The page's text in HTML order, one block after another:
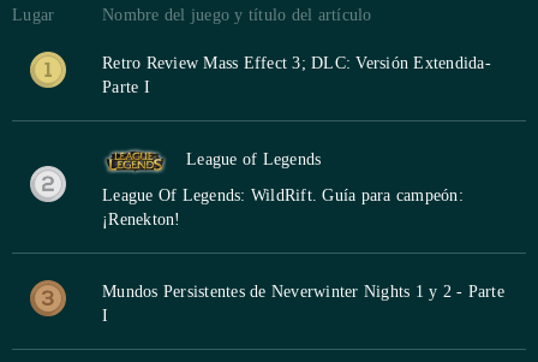
Lugar Nombre del juego y título del artículo
Retro Review Mass Effect 3; DLC: Versión Extendida-
Parte I
League of Legends
League Of Legends: WildRift. Guía para campeón:
¡Renekton!
Mundos Persistentes de Neverwinter Nights 1 y 2 - Parte
I